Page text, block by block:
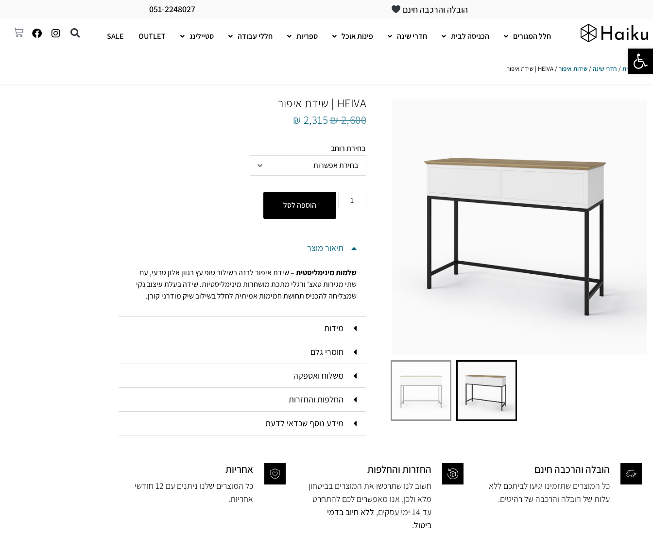
פתח סרגל נגישות
הובלה והרכבה חינם 051-2248027
חלל המגורים הכניסה לבית חדרי שינה פינות אוכל ספריות חללי עבודה סטיילינג OUTLET
SALE
עמוד הבית/ חדרי שינה/ שידות איפור/ HEIVA | שידת איפור
HEIVA | שידת איפור
₪2,600
₪ 2,315
בחירת רוחב
הוספה לסל
תיאור מוצר
שלמות מינימליסטית –שידת איפור לבנה בשילוב טופ עץ בגוון אלון טבעי, עם
שתי מגירות טאצ' ורגלי מתכת מושחרות מינימליסטיות. שידה בעלת עיצוב נקי
שמצליחה להכניס תחושת חמימות אמיתית לחלל בשילוב שיק מודרני קורן.
מידות
חומרי גלם
משלוח ואספקה
החלפות והחזרות
מידע נוסף שכדאי לדעת
הובלה והרכבה חינם
כל המוצרים שתזמינו יגיעו לביתכם ללא
עלות של הובלה והרכבה של רהיטים.
החזרות והחלפות
חשוב לנו שתרכשו את המוצרים בביטחון
מלא ולכן, אנו מאפשרים לכם להתחרט
עד 14 ימי עסקים,
ללא חיוב בדמי
ביטול.
אחריות
כל המוצרים שלנו ניתנים עם 12 חודשי
אחריות.